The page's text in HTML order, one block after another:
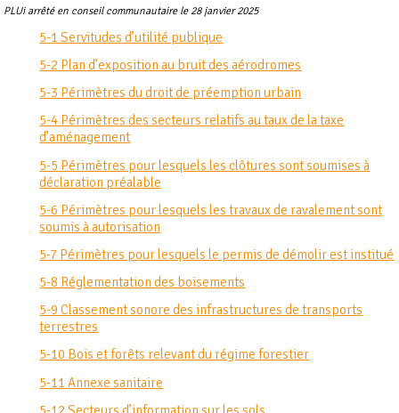
PLUi arrêté en conseil communautaire le 28 janvier 2025
5-1 Servitudes d’utilité publique
5-2 Plan d’exposition au bruit des aérodromes
5-3 Périmètres du droit de préemption urbain
5-4 Périmètres des secteurs relatifs au taux de la taxe
d’aménagement
5-5 Périmètres pour lesquels les clôtures sont soumises à
déclaration préalable
5-6 Périmètres pour lesquels les travaux de ravalement sont
soumis à autorisation
5-7 Périmètres pour lesquels le permis de démolir est institué
5-8 Réglementation des boisements
5-9 Classement sonore des infrastructures de transports
terrestres
5-10 Bois et forêts relevant du régime forestier
5-11 Annexe sanitaire